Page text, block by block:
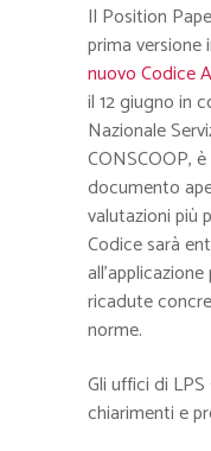
Il Position
prima versione
nuovo Codice
il 12 giugnoin
Nazionale
CONSCOOP,
documento
valutazioni più
Codice sarà
ricadute
norme.
Gli uffici di
chiarimenti e